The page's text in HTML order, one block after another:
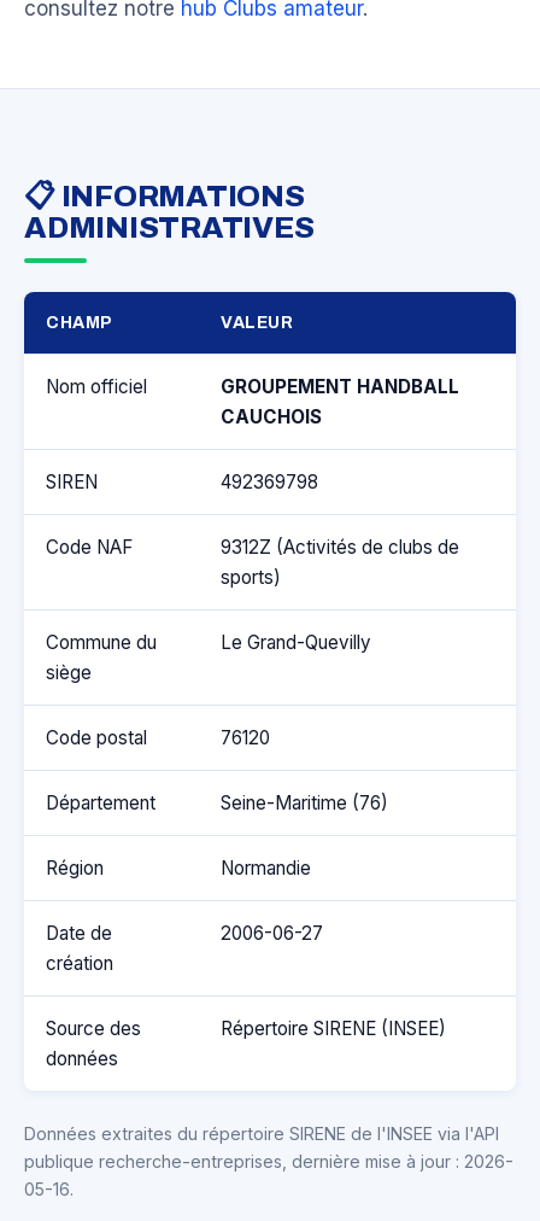
consultez notre hub Clubs amateur.
📋 INFORMATIONS
ADMINISTRATIVES
CHAMP VALEUR
Nom officiel
GROUPEMENT HANDBALL
CAUCHOIS
SIREN 492369798
Code NAF
9312Z (Activités de clubs de
sports)
Commune du
siège
Le Grand-Quevilly
Code postal 76120
Département Seine-Maritime (76)
Région Normandie
Date de
création
2006-06-27
Source des
données
Répertoire SIRENE (INSEE)
Données extraites du répertoire SIRENE de l'INSEE via l'API
publique recherche-entreprises, dernière mise à jour : 2026-
05-16.